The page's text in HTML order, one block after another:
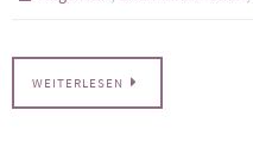
WEITERLESEN